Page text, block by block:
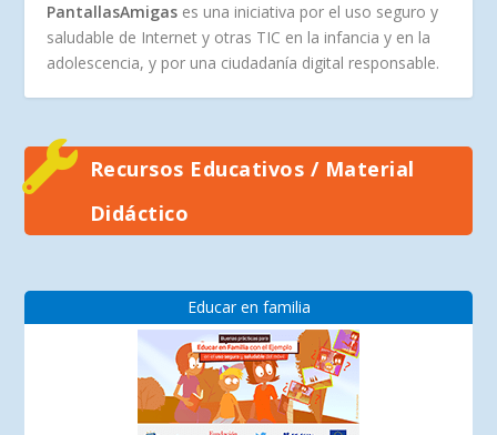
PantallasAmigas es una iniciativa por el uso seguro y
saludable de Internet y otras TIC en la infancia y en la
adolescencia, y por una ciudadanía digital responsable.
Recursos Educativos / Material
Didáctico
Educar en familia